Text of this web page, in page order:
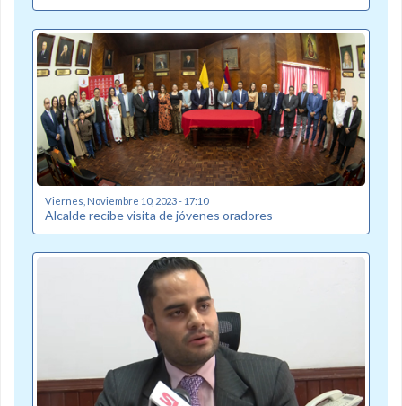
Viernes, Noviembre 10, 2023 - 17:10
Alcalde recibe visita de jóvenes oradores